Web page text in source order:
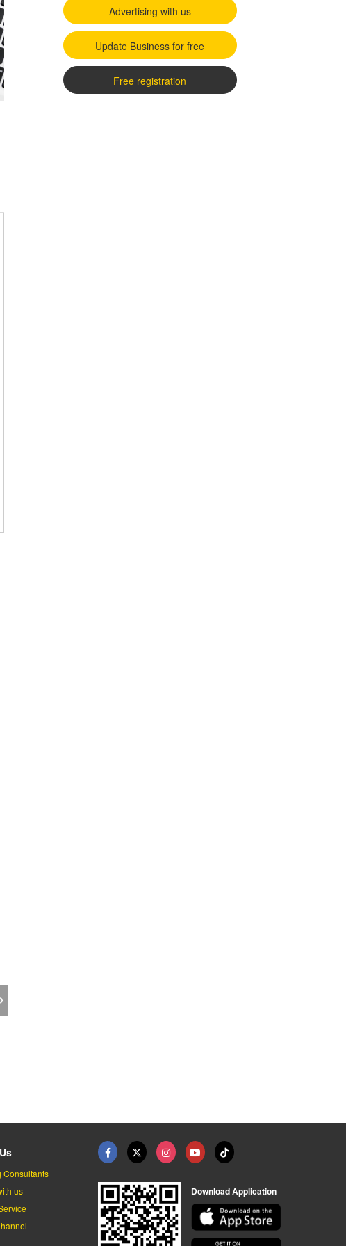
Advertising with us
Update Business for free
Free registration
Consultants
us
Download Application